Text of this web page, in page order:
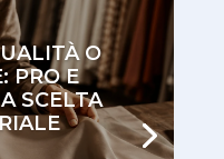
O
PRO E
SCELTA